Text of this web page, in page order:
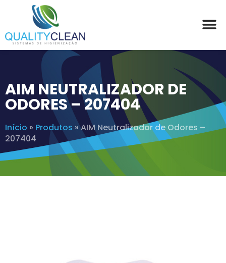
AIM NEUTRALIZADOR DE
ODORES – 207404
Início » Produtos »AIM Neutralizador de Odores –
207404